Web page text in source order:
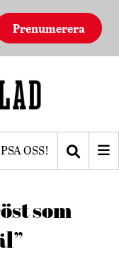
Prenumerera
PRENUMERERA
OSS!
som